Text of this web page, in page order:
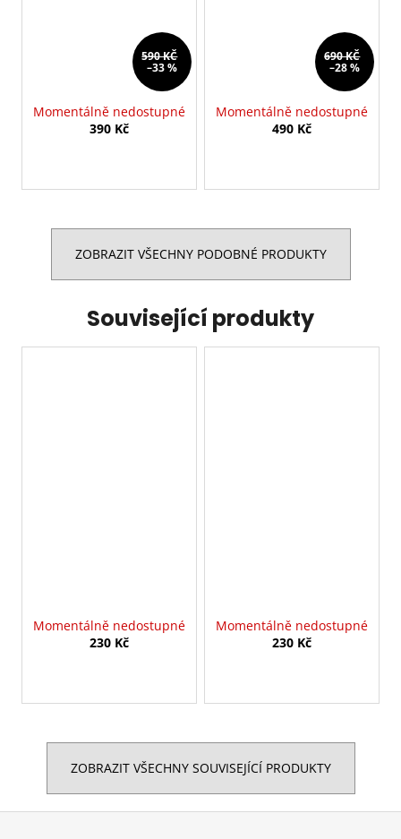
590 KČ
–33 %
Momentálně nedostupné
390 Kč
690 KČ
–28 %
Momentálně nedostupné
490 Kč
ZOBRAZIT VŠECHNY PODOBNÉ PRODUKTY
Související produkty
Momentálně nedostupné
230 Kč
Momentálně nedostupné
230 Kč
ZOBRAZIT VŠECHNY SOUVISEJÍCÍ PRODUKTY
Z